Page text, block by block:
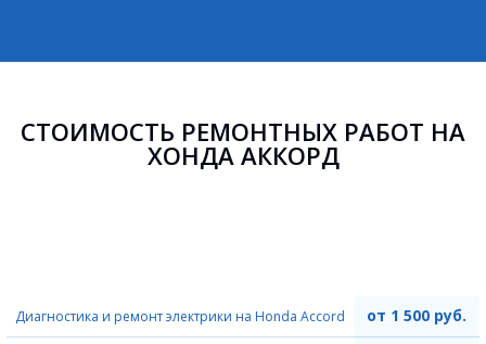
СТОИМОСТЬ РЕМОНТНЫХ РАБОТ НА
ХОНДА АККОРД
Диагностика и ремонт электрики на Honda Accord от 1 500 руб.